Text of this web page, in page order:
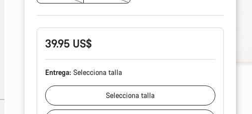
39.95 US$
Entrega: Selecciona talla
Selecciona talla